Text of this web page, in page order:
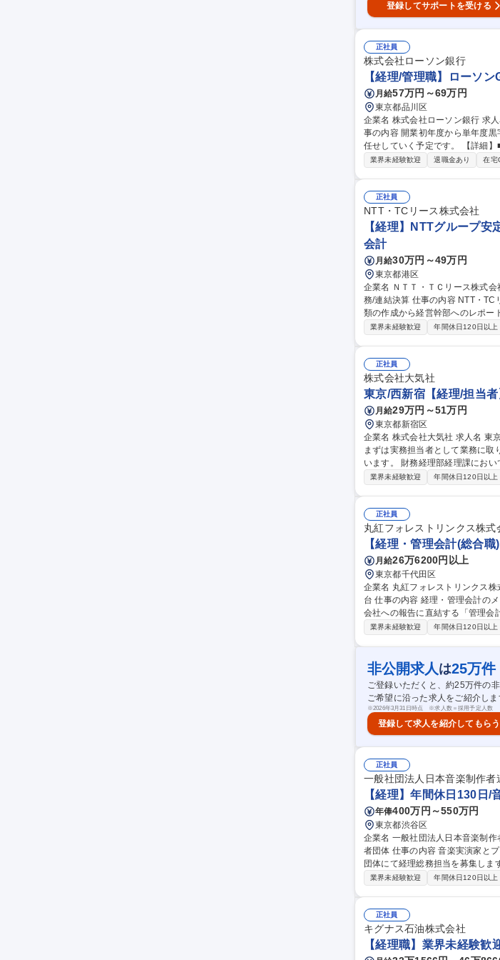
登録してサポートを受ける
正社員
株式会社ローソン銀行
【経理/管理職】ローソ
月給57万円～69万円
東京都品川区
企業名 株式会社ローソン銀行 求人名 【経理/管理職】ローソンG/在宅勤務・フレックス有/5日連続休暇制度有 仕
事の内容 開業初年度から単年度
任せしていく予定です。 【詳細】■予算策定、予実管理に関する業務■中期経営計画策定に関する業務■財務計
画、自己資本比率計画の立案に
クス有/5日連続休暇制度有
業界未経験歓迎 退職金あり 在宅
正社員
NTT・TCリース株式会社
【経理】NTTグループ
会計
月給30万円～49万円
東京都港区
企業名 ＮＴＴ・ＴＣリース株式会社 求人名 【経理】NTTグループ安定基盤/内製化のコアメンバー/グロ
務/連結決算 仕事の内容 NTT・TCリースの財務経理部にて、正確な決算業務や税務申告をお任せします。開示書
類の作成から経営幹部へのレポー
進します。 【詳細】 ■決算業務全般（月次・四半期・年度末決算、会社法計算書類や有価証券報告書の作成） ■N
ービス等に係る会計処理の整理
る新しいビジネスに対する会計・税務的支援 募集職種 【経理】NTTグループ安定基盤/
ローバル税務/連結決算
業界未経験歓迎 年間休日120日以上
正社員
株式会社大気社
東京/西新宿【経理/担当
月給29万円～51万円
東京都新宿区
企業名 株式会社大気社 求人名 東京/西新宿【経理/担当者】海外子会社担当/プライム上場◎WLB重視 仕事の内容
まずは実務担当者として業務に
います。 財務経理部経理課において、下記業務をご担当いただきます。 ・海外子会社（中国他）の会計処理レビ
ュー・サポート ・監査法人対応 ・社内外の
業界未経験歓迎 年間休日120日以上
正社員
丸紅フォレストリンクス株式
【経理・管理会計(総合
月給26万6200円以上
東京都千代田区
企業名 丸紅フォレストリンクス株式会社 求人名 【経理・管理会計(総合職)】第二新卒歓迎/丸紅
台 仕事の内容 経理・管理会計のメンバーとして、単体決算の主導(年次決算の完結・監査対応)から、経営層や親
会社への報告に直結する「管理会計(業績分
管理(最重要ミッション)：月次、
で)：各種税務申告（法人税・住
進：管理会計業務を中心とした現状の業務課題の抽出など 募集職
紅グループの安定土台
業界未経験歓迎 年間休日120日以上
非公開求人 は25万件
ご登録いただくと、約25万件の
ご希望に沿った求人をご紹介しま
※2026年3月31日時点 ※求人数＝採用予定人数
登録して求人を紹介してもらう
正社員
一般社団法人日本音楽制作者
【経理】年間休日130日
年俸400万円～550万円
東京都渋谷区
企業名 一般社団法人日本音楽制作者連盟 求人名 【経理】年間休日130日/音楽・エンタメ業界を
者団体 仕事の内容 音楽実演家とプロダクションの「権利の擁護と拡大」のため幅広く、積極的に活動している当
団体にて経理総務担当を募集します。 【参
ソフト使用)■小口現金管理■売掛/
寧な対応や、団体の事業推進につながる調整などが重
ンタメ業界を支える非営利権利者
業界未経験歓迎 年間休日120日以上
正社員
キグナス石油株式会社
【経理職】業界未経験